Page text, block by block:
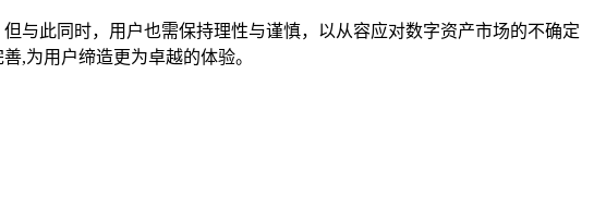
与此同时，用户也需保持理性与谨慎，以从容应对数字资产市场的不确定
,为用户缔造更为卓越的体验。